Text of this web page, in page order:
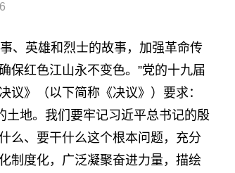
、英雄和烈士的故事，加强革命传
保红色江山永不变色。”党的十九届
》（以下简称《决议》）要求：
土地。我们要牢记习近平总书记的殷
么、要干什么这个根本问题，充分
制度化，广泛凝聚奋进力量，描绘